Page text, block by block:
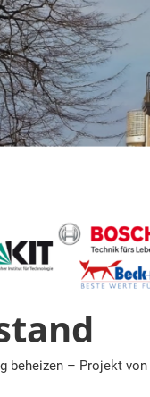
beheizen – Projekt